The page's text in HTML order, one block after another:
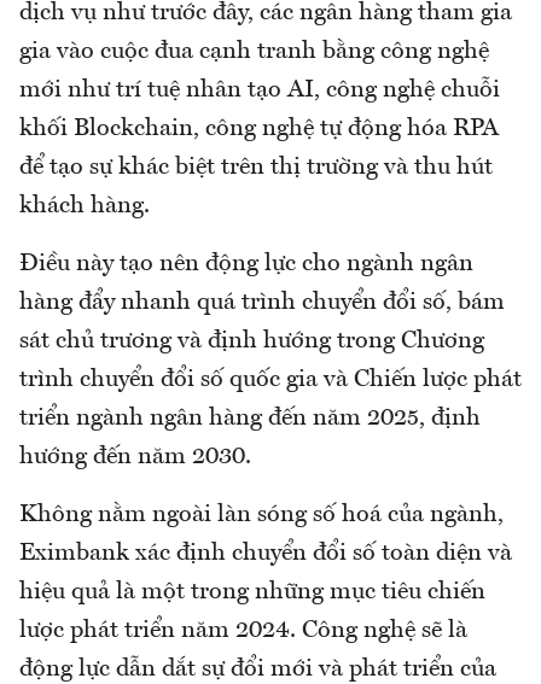
dịch vụ như trước đây, các ngân hàng tham gia
gia vào cuộc đua cạnh tranh bằng công nghệ
mới như trí tuệ nhân tạo AI, công nghệ chuỗi
khối Blockchain, công nghệ tự động hóa RPA
để tạo sự khác biệt trên thị trường và thu hút
khách hàng.
Điều này tạo nên động lực cho ngành ngân
hàng đẩy nhanh quá trình chuyển đổi số, bám
sát chủ trương và định hướng trong Chương
trình chuyển đổi số quốc gia và Chiến lược phát
triển ngành ngân hàng đến năm 2025, định
hướng đến năm 2030.
Không nằm ngoài làn sóng số hoá của ngành,
Eximbank xác định chuyển đổi số toàn diện và
hiệu quả là một trong những mục tiêu chiến
lược phát triển năm 2024. Công nghệ sẽ là
động lực dẫn dắt sự đổi mới và phát triển của